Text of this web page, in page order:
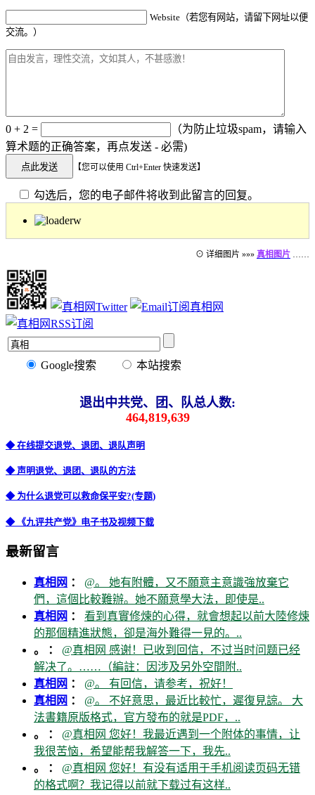
Website（若您有网站，请留下网址以便
交流。）
0 + 2 =
（为防止垃圾spam，请输入
算术题的正确答案，再点发送 - 必需)
【您可以使用 Ctrl+Enter 快速发送】
勾选后，您的电子邮件将收到此留言的回复。
⊙ 详细图片 »»» 真相图片
Google搜索 本站搜索
退出中共党、团、队总人数:
464,819,639
◆ 在线提交退党、退团、退队声明
◆ 声明退党、退团、退队的方法
◆ 为什么退党可以救命保平安?(专题)
◆ 《九评共产党》电子书及视频下载
最新留言
真相网 ： @。 她有附體，又不願意主意識強放棄它
們，這個比較難辦。她不願意學大法，即使是..
真相网 ： 看到真實修煉的心得，就會想起以前大陸修煉
的那個精進狀態，卻是海外難得一見的。..
。 ： @真相网 感谢！已收到回信，不过当时问题已经
解决了。……（編註：因涉及另外空間附..
真相网 ： @。 有回信，请参考，祝好！
真相网 ： @。 不好意思，最近比較忙，遲復見諒。 大
法書籍原版格式，官方發布的就是PDF，..
。 ： @真相网 您好！我最近遇到一个附体的事情，让
我很苦恼，希望能帮我解答一下，我先..
。 ： @真相网 您好！有没有适用于手机阅读页码无错
的格式啊？我记得以前就下载过有这样..